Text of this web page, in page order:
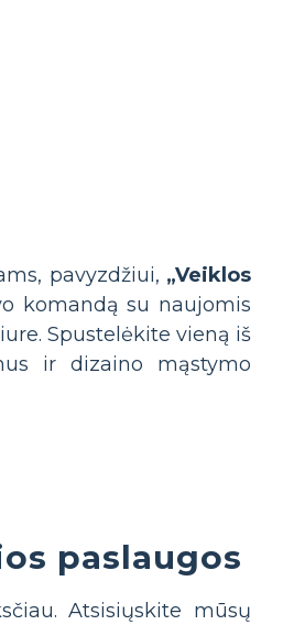
pavyzdžiui, „Veiklos
komandą su naujomis
Spustelėkite vieną iš
ir dizaino mąstymo
paslaugos
Atsisiųskite mūsų